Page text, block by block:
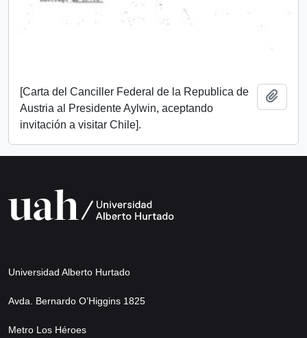
[Carta del Canciller Federal de la Republica de
Austria al Presidente Aylwin, aceptando
invitación a visitar Chile].
Universidad Alberto Hurtado
Avda. Bernardo O’Higgins 1825
Metro Los Héroes